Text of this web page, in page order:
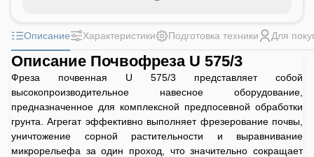
Описание Характеристики Подготовка техники Для
Описание Почвофреза U 575/3
Фреза почвенная U 575/3 представляет собой
высокопроизводительное навесное оборудование,
предназначенное для комплексной предпосевной обработки
грунта. Агрегат эффективно выполняет фрезерование почвы,
уничтожение сорной растительности и выравнивание
микрорельефа за один проход, что значительно сокращает